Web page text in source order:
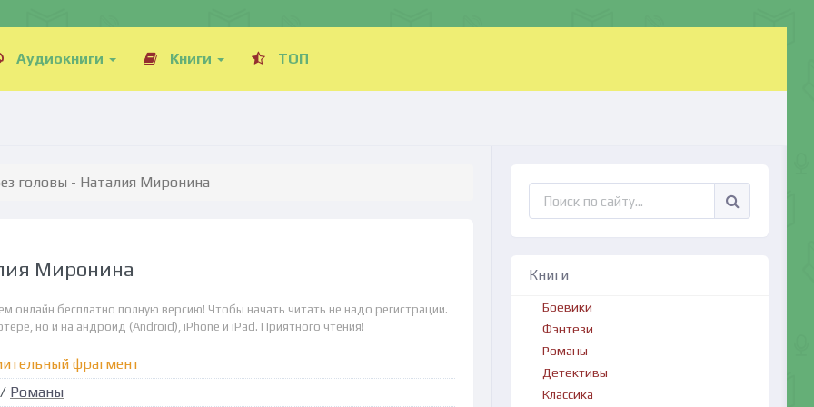
Аудиокниги Книги ТОП
головы - Наталия Миронина
Миронина
онлайн бесплатно полную версию! Чтобы начать читать не надо регистрации.
но и на андроид (Android), iPhone и iPad. Приятного чтения!
фрагмент
Романы
Книги
Боевики
Фэнтези
Романы
Детективы
Классика